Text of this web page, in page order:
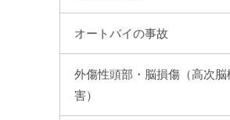
オートバイの事故
外傷性頭部・脳損傷（高次脳
害）